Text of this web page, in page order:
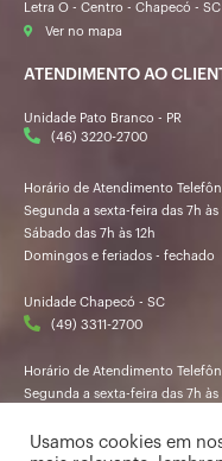
Letra O - Centro - Chapecó - SC
Ver no mapa
ATENDIMENTO AO
Unidade Pato Branco - PR
(46) 3220-2700
Horário de Atendimento
Segunda a sexta-feira das 7h às
Sábado das 7h às 12h
Domingos e feriados - fechado
Unidade Chapecó - SC
(49) 3311-2700
Horário de Atendimento
Segunda a sexta-feira das 7h às
Domingos e feriados - fechado
Usamos cookies em